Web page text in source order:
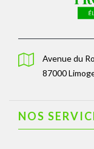
Avenue du
87000
NOS